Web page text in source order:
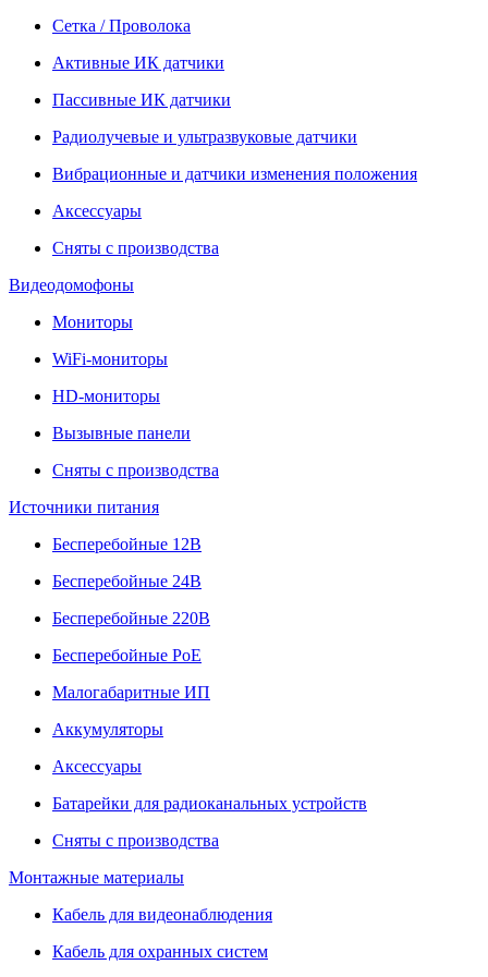
Сетка / Проволока
Активные ИК датчики
Пассивные ИК датчики
Радиолучевые и ультразвуковые датчики
Вибрационные и датчики изменения положения
Аксессуары
Сняты с производства
Видеодомофоны
Мониторы
WiFi-мониторы
HD-мониторы
Вызывные панели
Сняты с производства
Источники питания
Бесперебойные 12В
Бесперебойные 24В
Бесперебойные 220В
Бесперебойные PoE
Малогабаритные ИП
Аккумуляторы
Аксессуары
Батарейки для радиоканальных устройств
Сняты с производства
Монтажные материалы
Кабель для видеонаблюдения
Кабель для охранных систем